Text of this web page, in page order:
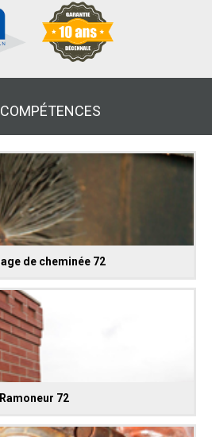
de cheminée 72
Ramoneur 72